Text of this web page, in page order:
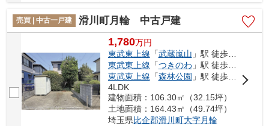
近く、お子様の通学も安心の立地！ 「今から...
売買 | 中古一戸建
滑川町月輪 中古戸建
1,780万円
東武東上線 「武蔵嵐山 」駅 徒歩11分
東武東上線 「つきのわ 」駅 徒歩16分
東武東上線 「森林公園 」駅 徒歩53分
4LDK
建物面積：106.30㎡（32.15坪）
土地面積：164.43㎡（49.74坪）
埼玉県比企郡滑川町大字月輪